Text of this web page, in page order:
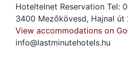
Hoteltelnet Reservation Tel:
3400 Mezőkövesd, Hajnal út
View accommodations on
info@lastminutehotels.hu